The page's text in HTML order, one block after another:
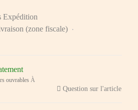
Expédition
(zone fiscale)
ouvrables À
Question sur l'article